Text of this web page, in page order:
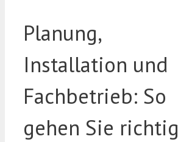
Planung,
Installation und
Fachbetrieb: So
gehen Sie richtig